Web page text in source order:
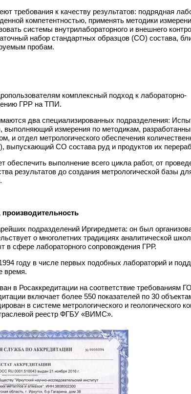
требования к качеству результатов: подрядная
компетентностью, применять методики
системы внутрилабораторного и внешнего
набор стандартных образцов (СО) состава,
пробам.
комплексный подход к лабораторно-
ГРР на ТПИ.
два специализированных подразделения:
выполняющий измерения по методикам,
и отдел метрологического обеспечения
выпускающий СО состава руд и продуктов их
обеспечить выполнение всего цикла работ, от
результатов до создания метрологической базы
подразделений Иргиредмета: он был
о многолетних традициях аналитической
в сфере лабораторного сопровождения ГРР.
году в числе первых подобных лабораторий и
время.
в Росаккредитации на соответствие требованиям
включает более 550 показателей по 30
в системе метрологического и геологического
реестр ФГБУ «ВИМС».